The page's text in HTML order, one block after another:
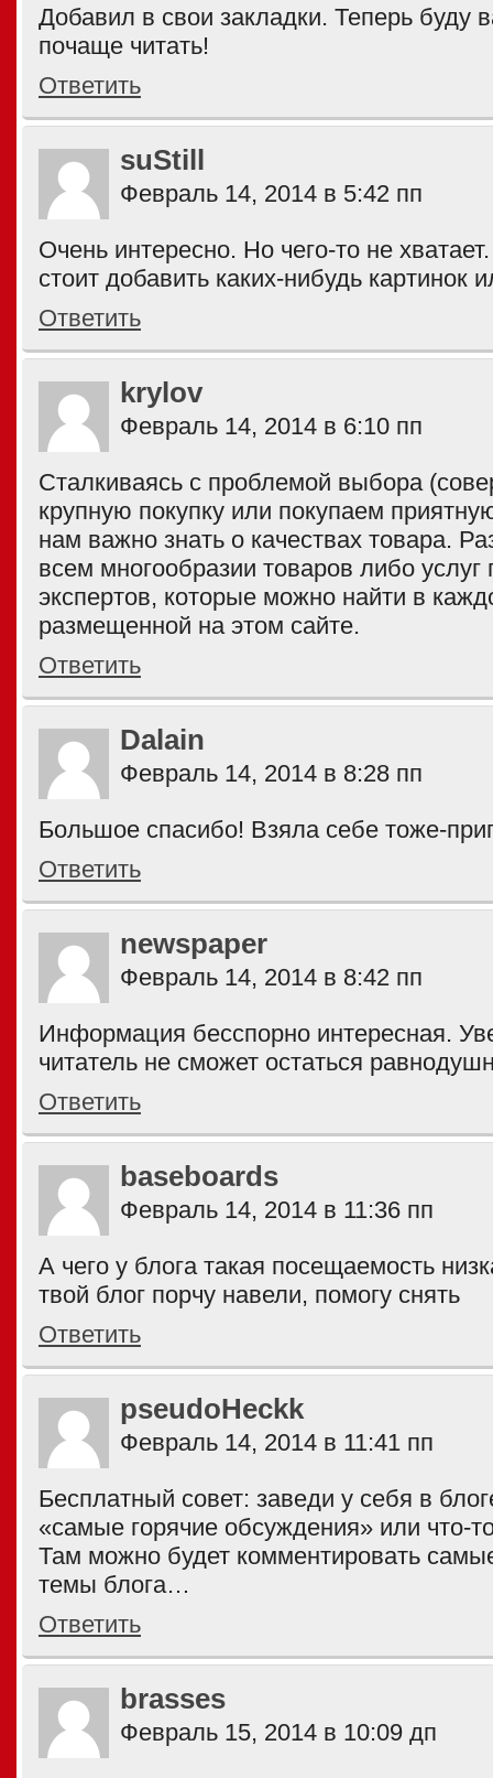
Добавил в свои закладки. Теперь буду
почаще читать!
Ответить
suStill
Февраль 14, 2014 в 5:42 пп
Очень интересно. Но чего-то не
стоит добавить каких-нибудь картинок
Ответить
krylov
Февраль 14, 2014 в 6:10 пп
Сталкиваясь с проблемой выбора
крупную покупку или покупаем
нам важно знать о качествах товара.
всем многообразии товаров либо услуг
экспертов, которые можно найти в
размещенной на этом сайте.
Ответить
Dalain
Февраль 14, 2014 в 8:28 пп
Большое спасибо! Взяла себе тоже-
Ответить
newspaper
Февраль 14, 2014 в 8:42 пп
Информация бесспорно интересная.
читатель не сможет остаться
Ответить
baseboards
Февраль 14, 2014 в 11:36 пп
А чего у блога такая посещаемость
твой блог порчу навели, помогу снять
Ответить
pseudoHeckk
Февраль 14, 2014 в 11:41 пп
Бесплатный совет: заведи у себя в
«самые горячие обсуждения» или что-
Там можно будет комментировать
темы блога…
Ответить
brasses
Февраль 15, 2014 в 10:09 дп